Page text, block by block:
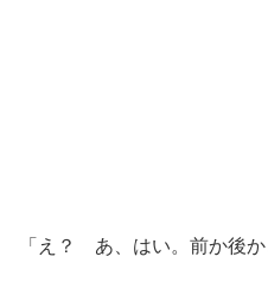
「え？ あ、はい。前か後